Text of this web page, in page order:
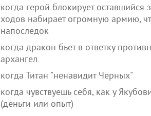
когда герой блокирует
ходов набирает огромную армию,
напоследок
когда дракон бьет в ответку
архангел
когда Титан "ненавидит Черных"
когда чувствуешь себя, как у
(деньги или опыт)